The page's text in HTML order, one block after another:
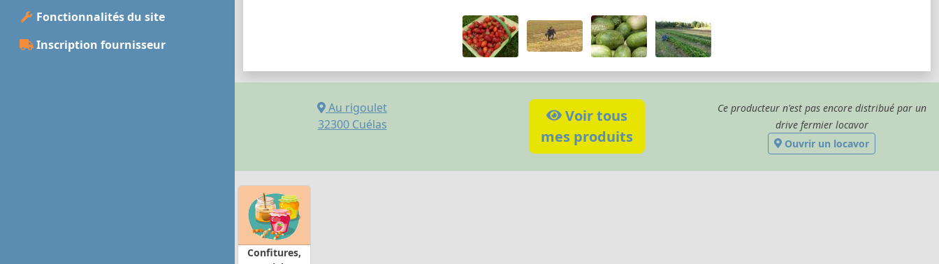
Fonctionnalités du site
Inscription fournisseur
Au rigoulet
32300 Cuélas
Voir tous
mes produits
Ce producteur n'est pas encore distribué par un
drive fermier locavor
Ouvrir un locavor
Confitures,